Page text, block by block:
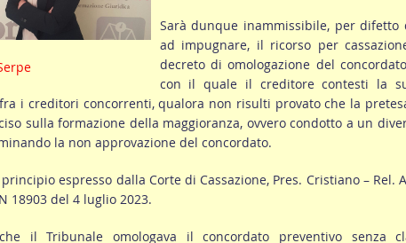
Sarà dunque inammissibile, per difetto
ad impugnare, il ricorso per
decreto di omologazione del
con il quale il creditore contesti la
i creditori concorrenti, qualora non risulti provato che la
sulla formazione della maggioranza, ovvero condotto a un
la non approvazione del concordato.
espresso dalla Corte di Cassazione, Pres. Cristiano – Rel.
18903 del 4 luglio 2023.
che il Tribunale omologava il concordato preventivo senza